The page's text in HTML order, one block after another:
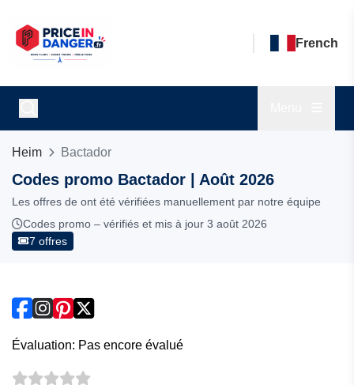
French
Heim Bactador
Codes promo Bactador | Août 2026
Les offres de ont été vérifiées manuellement par notre équipe
Codes promo – vérifiés et mis à jour 3 août 2026
7 offres
Évaluation: Pas encore évalué